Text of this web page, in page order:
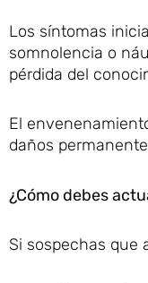
Los síntomas
somnolencia o
pérdida del
El
daños
¿Cómo debes
Si sospechas que